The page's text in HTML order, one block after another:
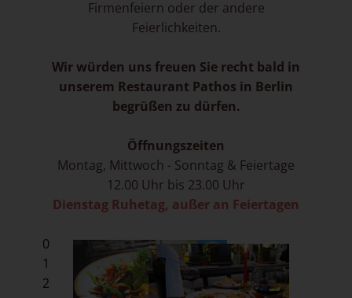
Firmenfeiern oder der andere
Feierlichkeiten.
Wir würden uns freuen Sie recht bald in
unserem Restaurant Pathos in Berlin
begrüßen zu dürfen.
Öffnungszeiten
Montag, Mittwoch - Sonntag & Feiertage
12.00 Uhr bis 23.00 Uhr
Dienstag Ruhetag, außer an Feiertagen
0
1
2